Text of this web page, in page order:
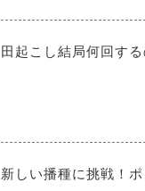
田起こし結局何回す
新しい播種に挑戦！